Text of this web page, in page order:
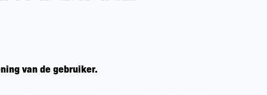
van de gebruiker.